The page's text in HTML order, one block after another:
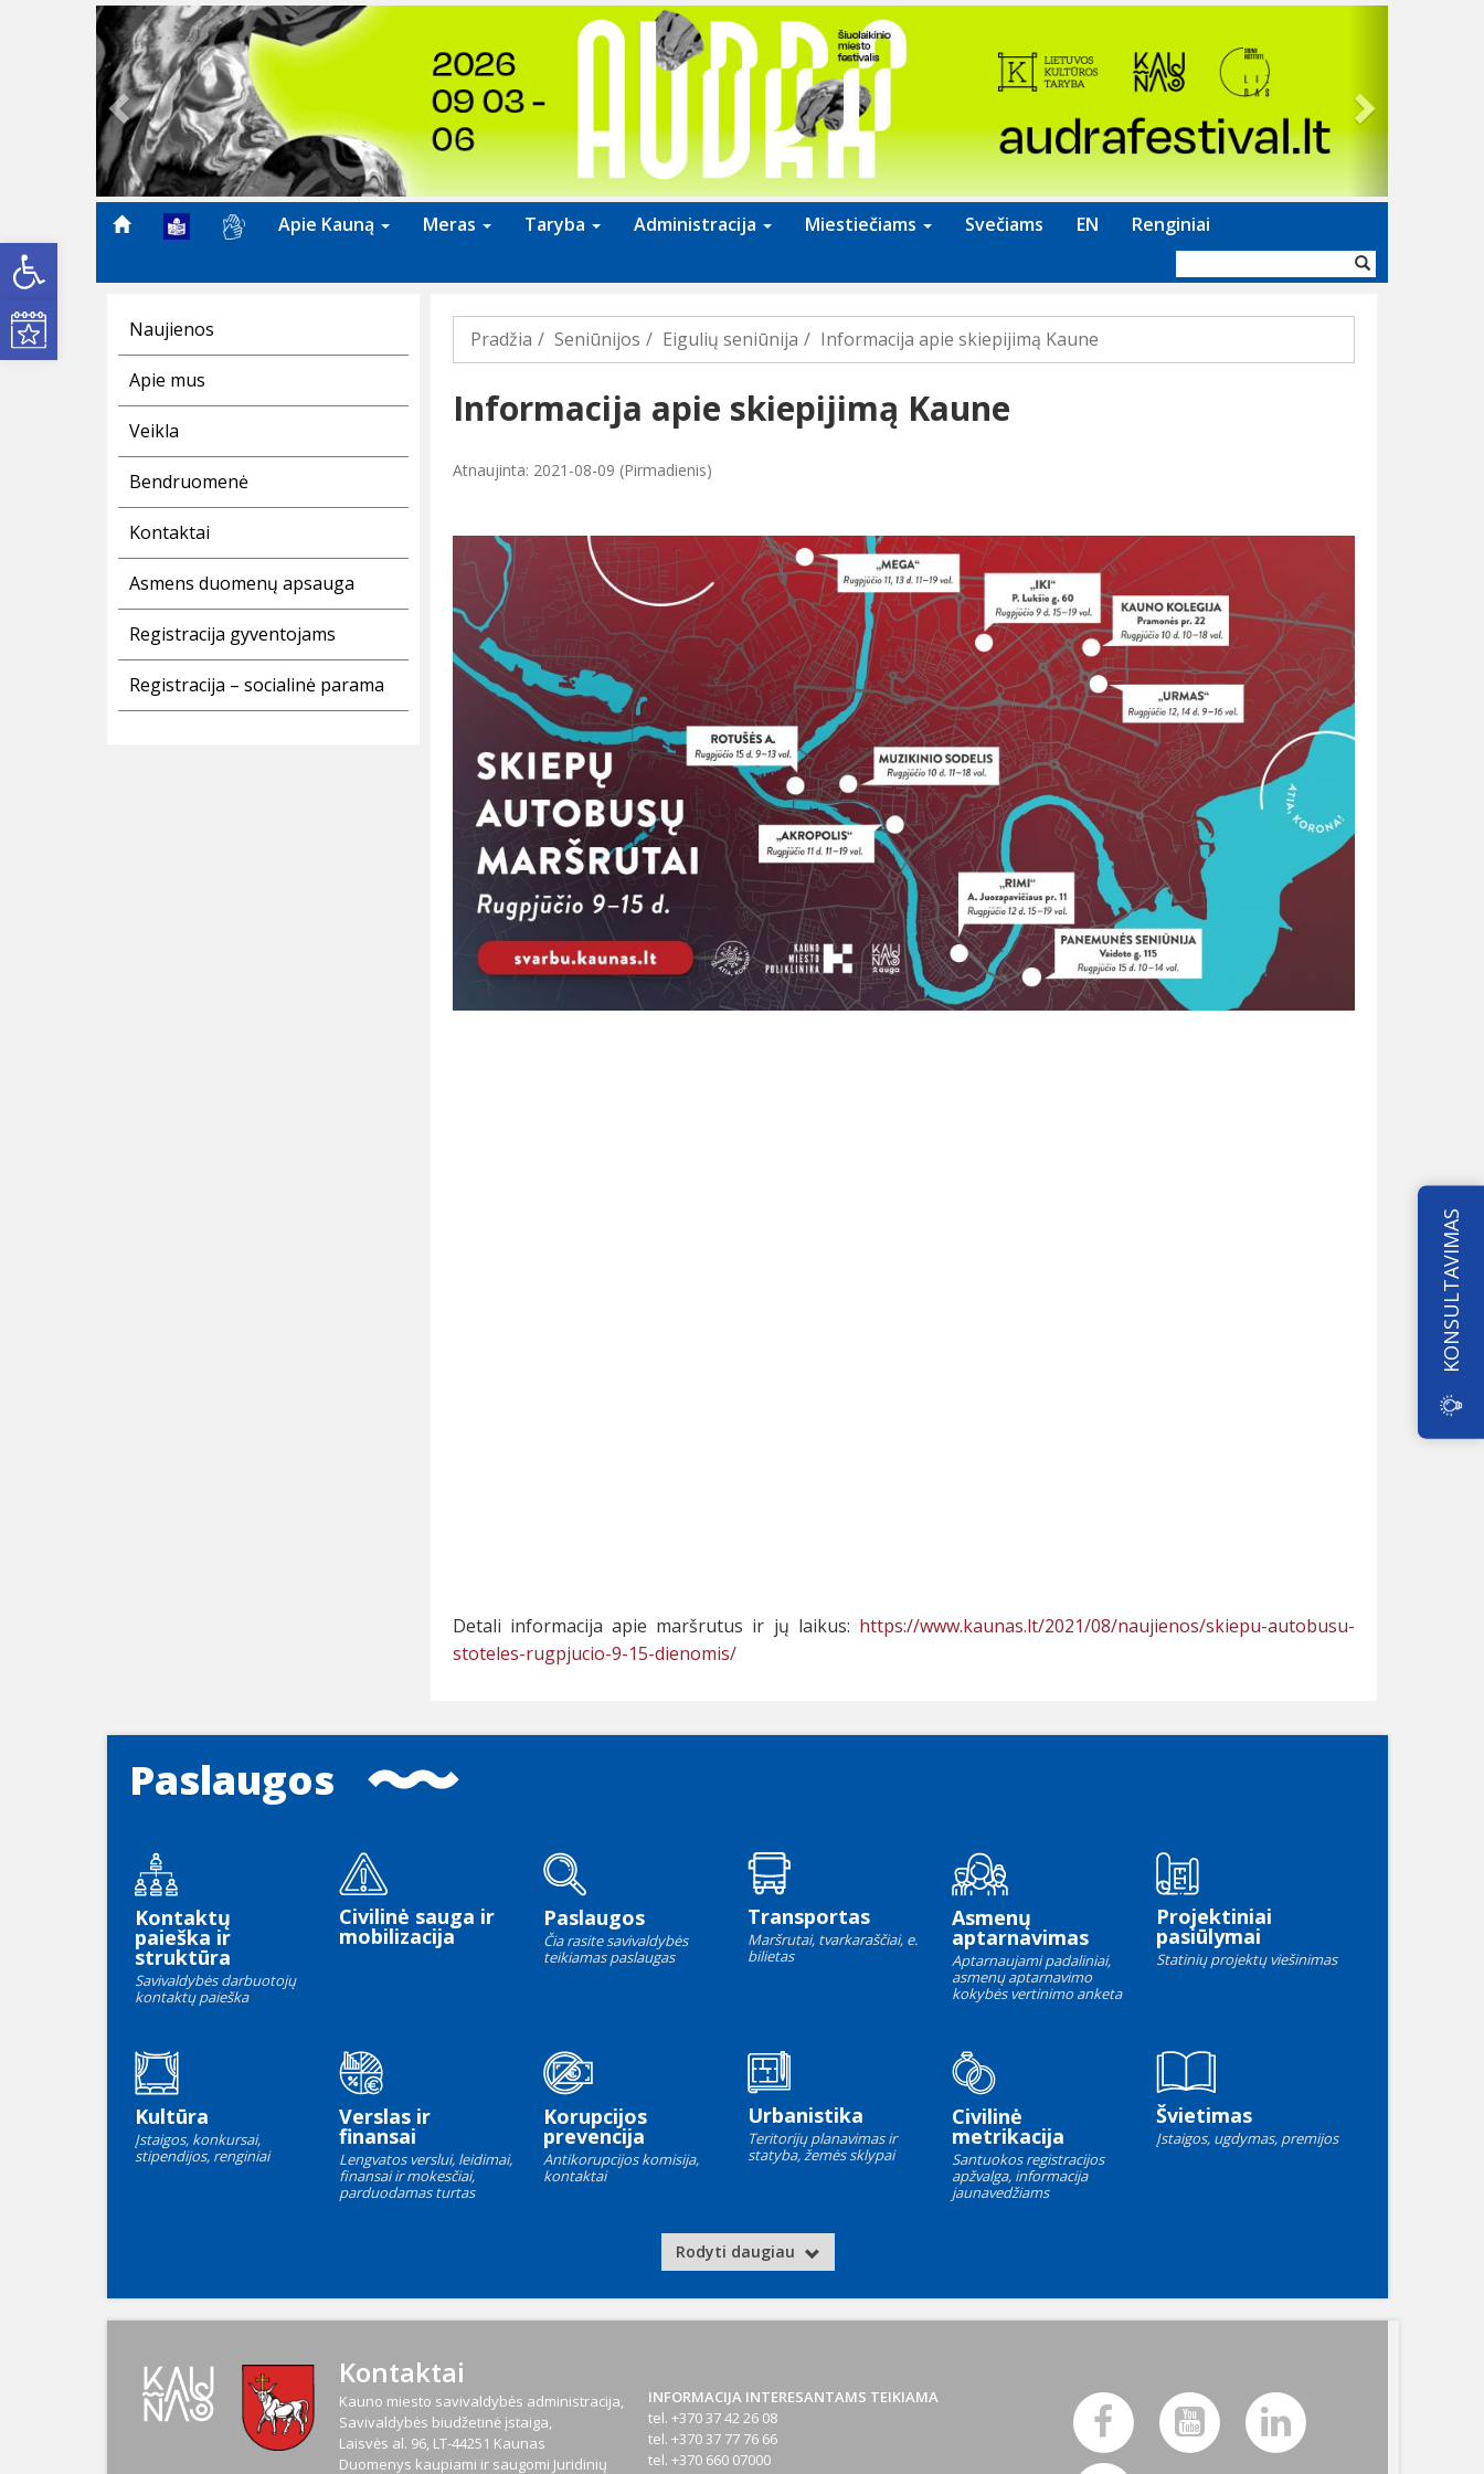
Open toolbar
Kultūros renginiai
Previous
Apie Kauną Meras Taryba Administracija Miestiečiams Svečiams EN Renginiai
forma
Naujienos
Apie mus
Veikla
Bendruomenė
Kontaktai
Asmens duomenų apsauga
Registracija gyventojams
Registracija – socialinė parama
Pradžia Seniūnijos Eigulių seniūnija Informacija apie skiepijimą Kaune
Informacija apie skiepijimą Kaune
Atnaujinta: 2021-08-09 (Pirmadienis)
Detali informacija apie maršrutus ir jų laikus: https://www.kaunas.lt/2021/08/naujienos/skiepu-autobusu-
stoteles-rugpjucio-9-15-dienomis/
Paslaugos
Kontaktų
paieška ir
struktūra
Savivaldybės darbuotojų
kontaktų paieška
Civilinė sauga ir
mobilizacija
Paslaugos
Čia rasite savivaldybės
teikiamas paslaugas
Transportas
Maršrutai, tvarkaraščiai, e.
bilietas
Asmenų
aptarnavimas
Aptarnaujami padaliniai,
asmenų aptarnavimo
kokybės vertinimo anketa
Projektiniai
pasiūlymai
Statinių projektų viešinimas
Kultūra
Įstaigos, konkursai,
stipendijos, renginiai
Verslas ir
finansai
Lengvatos verslui, leidimai,
finansai ir mokesčiai,
parduodamas turtas
Korupcijos
prevencija
Antikorupcijos komisija,
kontaktai
Urbanistika
Teritorijų planavimas ir
statyba, žemės sklypai
Civilinė
metrikacija
Santuokos registracijos
apžvalga, informacija
jaunavedžiams
Švietimas
Įstaigos, ugdymas, premijos
Rodyti daugiau
Kontaktai
Kauno miesto savivaldybės administracija,
Savivaldybės biudžetinė įstaiga,
Laisvės al. 96, LT-44251 Kaunas
Duomenys kaupiami ir saugomi Juridinių
INFORMACIJA INTERESANTAMS TEIKIAMA
tel. +370 37 42 26 08
tel. +370 37 77 76 66
tel. +370 660 07000
KONSULTAVIMAS